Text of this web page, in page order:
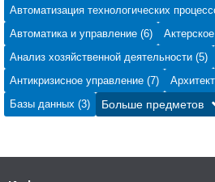
Автоматизация технологических
Автоматика и управление (6)
Анализ хозяйственной деятельности (5)
Антикризисное управление (7)
Базы данных (3)
Больше предметов